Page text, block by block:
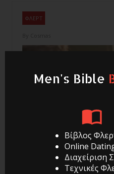
ΦΛΕΡΤ
Men's Bible
Βίβλος
Online
Διαχείριση
Τεχνικές